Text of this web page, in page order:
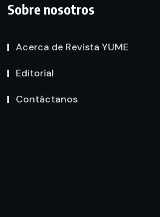
Sobre nosotros
Acerca de Revista YUME
Editorial
Contáctanos